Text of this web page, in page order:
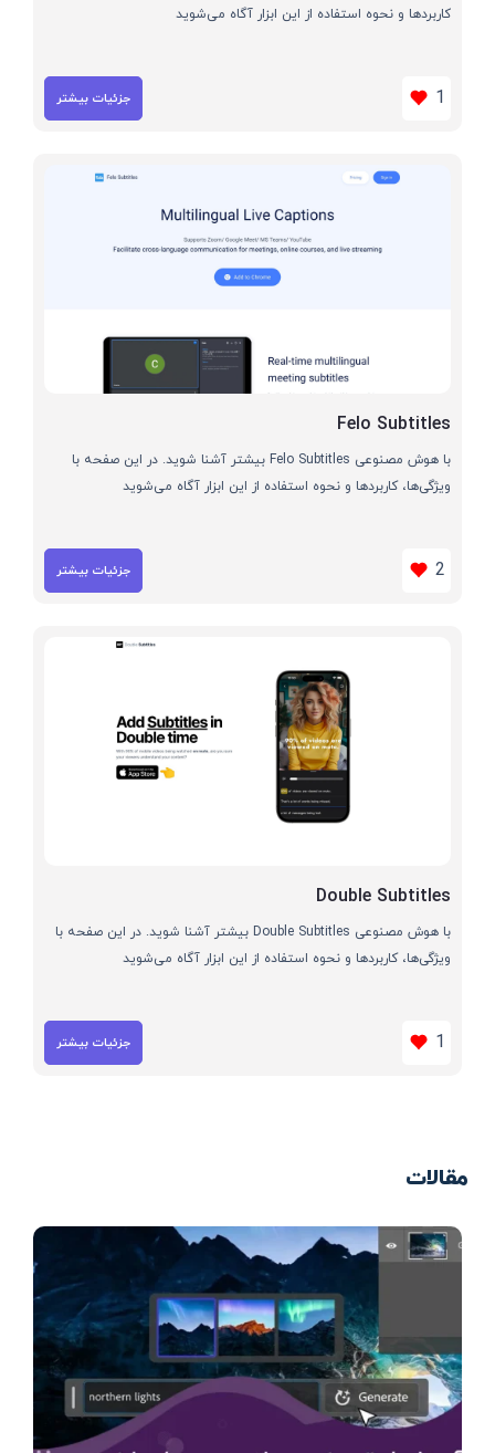
کاربردها و نحوه استفاده از این ابزار آگاه می‌شوید
1 جزئیات بیشتر
Felo Subtitles
با هوش مصنوعی Felo Subtitles بیشتر آشنا شوید. در این صفحه با
ویژگی‌ها، کاربردها و نحوه استفاده از این ابزار آگاه می‌شوید
2 جزئیات بیشتر
Double Subtitles
با هوش مصنوعی Double Subtitles بیشتر آشنا شوید. در این صفحه با
ویژگی‌ها، کاربردها و نحوه استفاده از این ابزار آگاه می‌شوید
1 جزئیات بیشتر
مقالات